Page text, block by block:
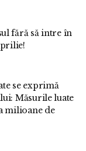
fără să intre în
se exprimă
Măsurile luate
milioane de